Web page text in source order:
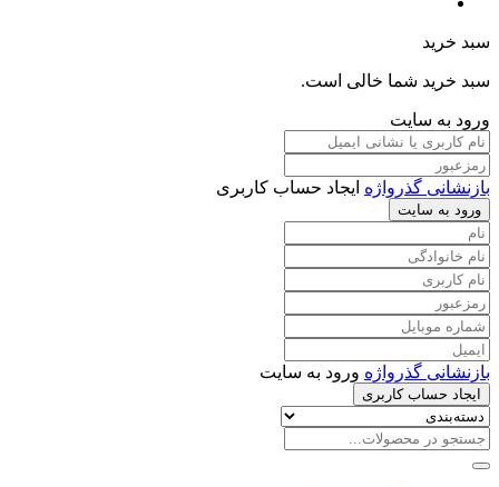
سبد خرید
سبد خرید شما خالی است.
ورود به سایت
بازنشانی گذرواژه ایجاد حساب کاربری
ورود به سایت
بازنشانی گذرواژه ورود به سایت
ایجاد حساب کاربری